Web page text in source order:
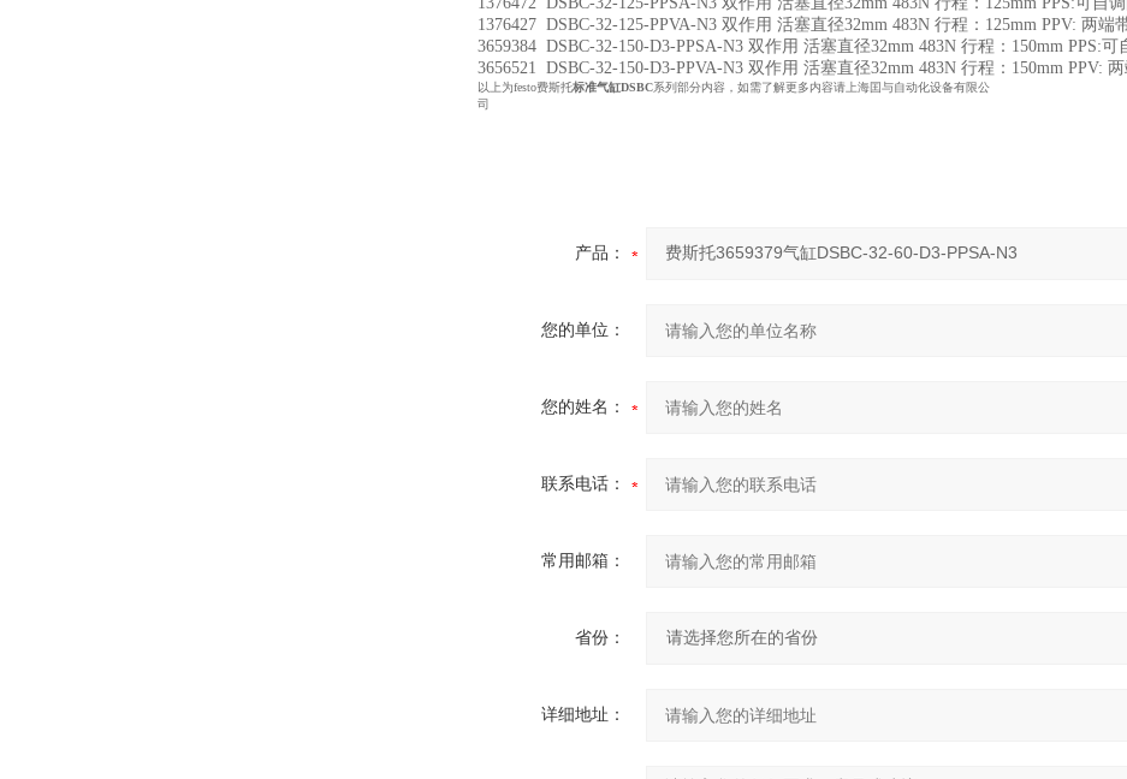
1376427 DSBC-32-125-PPVA-N3 双作用 活塞直径32mm 483N 行程：125mm PPV: 两端
3659384 DSBC-32-150-D3-PPSA-N3 双作用 活塞直径32mm 483N 行程：150mm PPS:
3656521 DSBC-32-150-D3-PPVA-N3 双作用 活塞直径32mm 483N 行程：150mm PPV:
以上为festo费斯托标准气缸DSBC系列部分内容，如需了解更多内容请上海囯与自动化设备有限公
司
产品：
您的单位：
您的姓名：
联系电话：
常用邮箱：
省份：
详细地址：